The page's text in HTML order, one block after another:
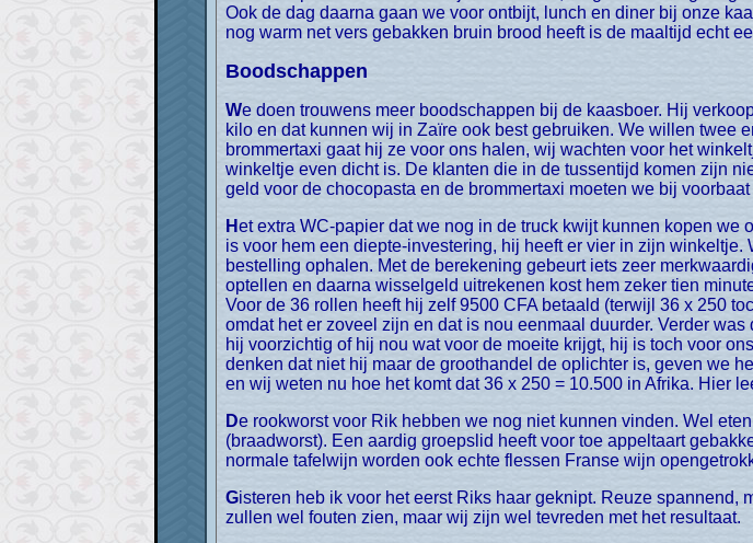
Ook de dag daarna gaan we voor ontbijt, lunch en diner bij onze
nog warm net vers gebakken bruin brood heeft is de maaltijd echt
Boodschappen
We doen trouwens meer boodschappen bij de kaasboer. Hij verkoopt broodjes chocopasta. De chocopasta komt uit emmers van 3,5
kilo en dat kunnen wij in Zaïre ook best gebruiken. We willen twee
brommertaxi gaat hij ze voor ons halen, wij wachten voor het
winkeltje even dicht is. De klanten die in de tussentijd komen zijn
geld voor de chocopasta en de brommertaxi moeten we bij
Het extra WC-papier dat we nog in de truck kwijt kunnen kopen we ook bij hem. Ook die moet hij apart halen, 36 rollen van 250 CFA
is voor hem een diepte-investering, hij heeft er vier in zijn
bestelling ophalen. Met de berekening gebeurt iets zeer
optellen en daarna wisselgeld uitrekenen kost hem zeker tien
Voor de 36 rollen heeft hij zelf 9500 CFA betaald (terwijl 36 x 250
omdat het er zoveel zijn en dat is nou eenmaal duurder. Verder
hij voorzichtig of hij nou wat voor de moeite krijgt, hij is toch voor
denken dat niet hij maar de groothandel de oplichter is, geven we
en wij weten nu hoe het komt dat 36 x 250 = 10.500 in Afrika. Hier
De rookworst voor Rik hebben we nog niet kunnen vinden. Wel eten we zaterdag op de missie heel lekkere zuurkool met worst
(braadworst). Een aardig groepslid heeft voor toe appeltaart
normale tafelwijn worden ook echte flessen Franse wijn
Gisteren heb ik voor het eerst Riks haar geknipt. Reuze spannend, maar het resultaat valt 100% mee. Onze echte kapsters uit Ede
zullen wel fouten zien, maar wij zijn wel tevreden met het resultaat.